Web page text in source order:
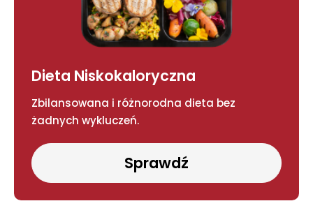
Dieta Niskokaloryczna
Zbilansowana i różnorodna dieta bez
żadnych wykluczeń.
Sprawdź